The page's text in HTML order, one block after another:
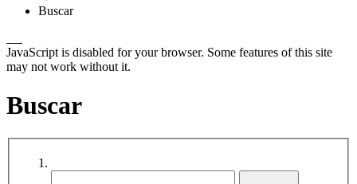
Buscar
JavaScript is disabled for your browser. Some features of this site
may not work without it.
Buscar